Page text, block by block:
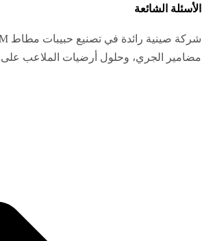
الأسئلة الشائعة
مضامير الجري، وحلول أرضيات الملاعب